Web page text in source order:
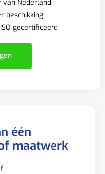
van Nederland
beschikking
gecertificeerd
één
maatwerk